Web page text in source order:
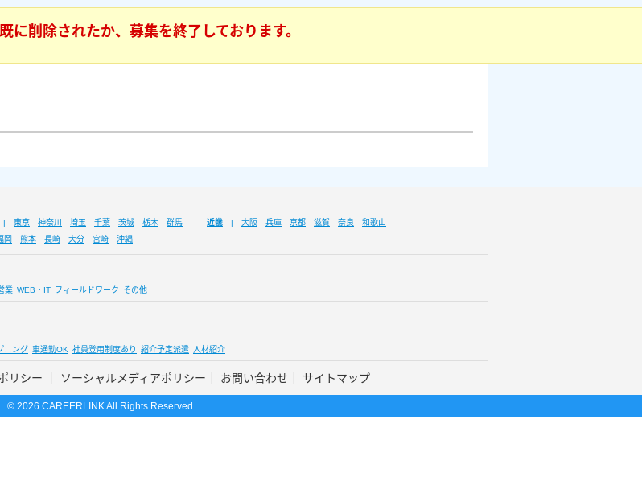
に削除されたか、募集を終了しております。
東京 神奈川 埼玉 千葉 茨城 栃木 群馬 近畿 大阪 兵庫 京都 滋賀 奈良
和歌山
岡 熊本 長崎 大分 宮崎 沖縄
業 WEB・IT フィールドワーク その他
ニング 車通勤OK 社員登用制度あり 紹介予定派遣 人材紹介
リシー ソーシャルメディアポリシー お問い合わせ サイトマップ
© 2026 CAREERLINK All Rights Reserved.